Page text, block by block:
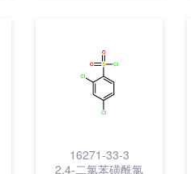
16271-33-3
2,4-二氯苯磺酰氯